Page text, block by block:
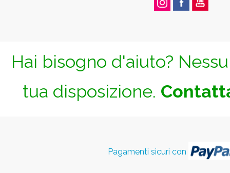
Hai bisogno d'aiuto?
tua disposizione.
Pagamenti sicuri con